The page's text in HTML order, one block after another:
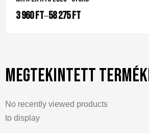
3 960Ft–58 275Ft
Megtekintett
No recently viewed products
to display